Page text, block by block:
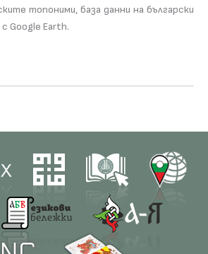
топоними, база данни на български
Google Earth.